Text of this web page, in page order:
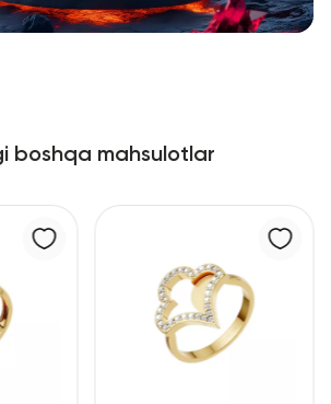
boshqa mahsulotlar